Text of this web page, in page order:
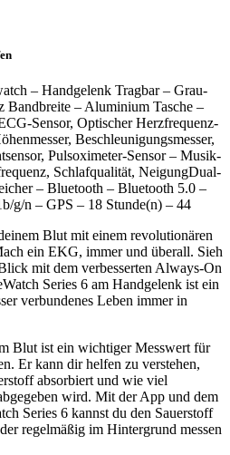
– Handgelenk Tragbar – Grau-
Bandbreite – Aluminium Tasche –
Sensor, Optischer Herzfrequenz-
Beschleunigungsmesser,
Pulsoximeter-Sensor – Musik-
Schlafqualität, NeigungDual-
– Bluetooth – Bluetooth 5.0 –
g/n – GPS – 18 Stunde(n) – 44
Blut mit einem revolutionären
ein EKG, immer und überall. Sieh
mit dem verbesserten Always-On
Series 6 am Handgelenk ist ein
verbundenes Leben immer in
Blut ist ein wichtiger Messwert für
Er kann dir helfen zu verstehen,
absorbiert und wie viel
wird. Mit der App und dem
Series 6 kannst du den Sauer­stoff
regel­mäßig im Hintergrund messen